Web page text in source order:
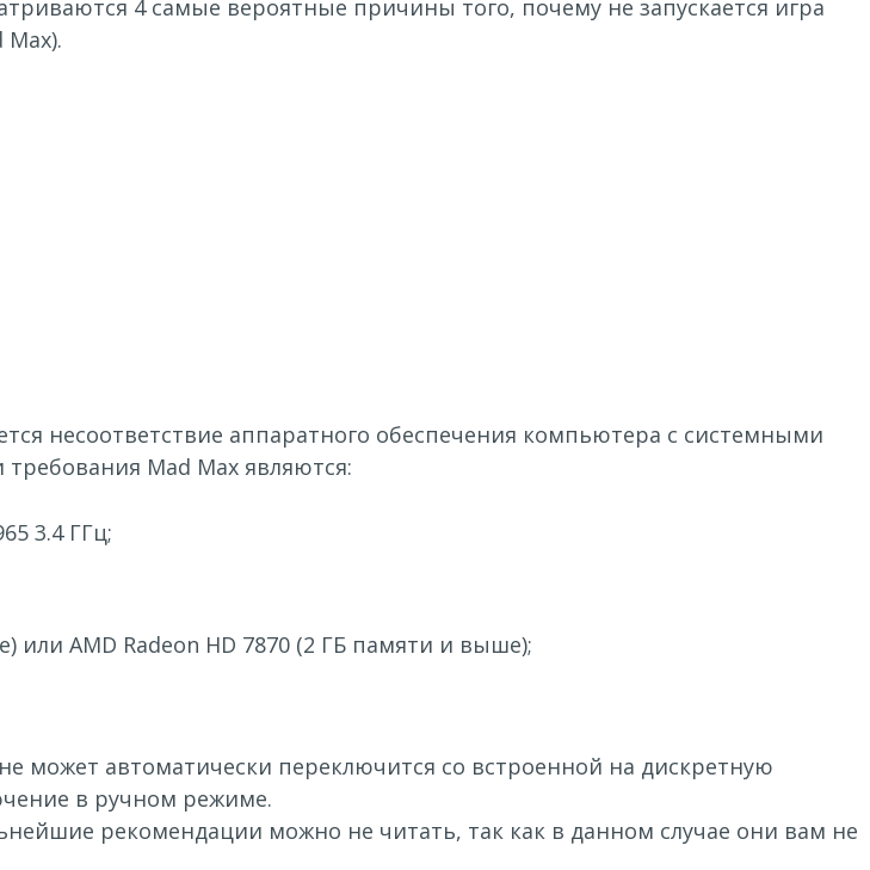
4 самые вероятные причины того, почему не запускается игра
несоответствие аппаратного обеспечения компьютера с системными
Mad Max являются:
3.4 ГГц;
или AMD Radeon HD 7870 (2 ГБ памяти и выше);
может автоматически переключится со встроенной на дискретную
в ручном режиме.
рекомендации можно не читать, так как в данном случае они вам не